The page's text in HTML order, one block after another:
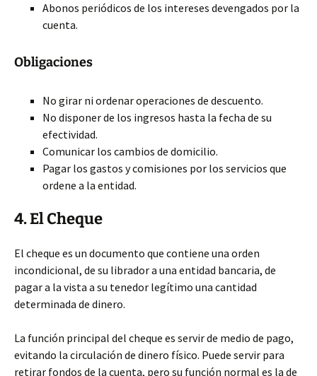
Abonos periódicos de los intereses devengados por la
cuenta.
Obligaciones
No girar ni ordenar operaciones de descuento.
No disponer de los ingresos hasta la fecha de su
efectividad.
Comunicar los cambios de domicilio.
Pagar los gastos y comisiones por los servicios que
ordene a la entidad.
4. El Cheque
El cheque es un documento que contiene una orden
incondicional, de su librador a una entidad bancaria, de
pagar a la vista a su tenedor legítimo una cantidad
determinada de dinero.
La función principal del cheque es servir de medio de pago,
evitando la circulación de dinero físico. Puede servir para
retirar fondos de la cuenta, pero su función normal es la de